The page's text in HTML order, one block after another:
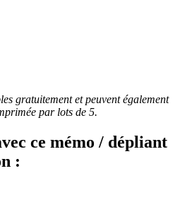
gratuitement et peuvent également
par lots de 5.
ce mémo / dépliant
: